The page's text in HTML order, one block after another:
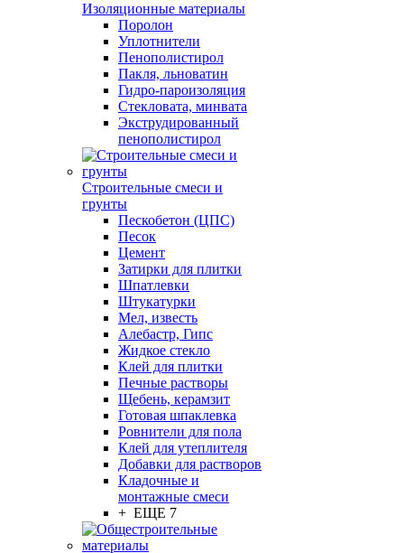
Изоляционные материалы
Поролон
Уплотнители
Пенополистирол
Пакля, льноватин
Гидро-пароизоляция
Стекловата, минвата
Экструдированный
пенополистирол
Строительные смеси и
грунты
Пескобетон (ЦПС)
Песок
Цемент
Затирки для плитки
Шпатлевки
Штукатурки
Мел, известь
Алебастр, Гипс
Жидкое стекло
Клей для плитки
Печные растворы
Щебень, керамзит
Готовая шпаклевка
Ровнители для пола
Клей для утеплителя
Добавки для растворов
Кладочные и
монтажные смеси
+ ЕЩЕ 7